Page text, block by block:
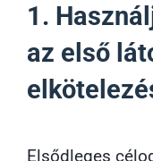
1.
az első
Elsődleges